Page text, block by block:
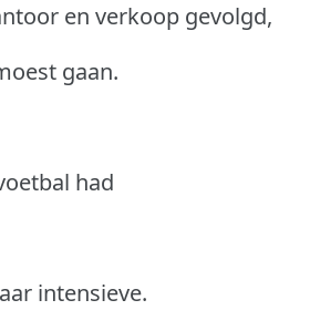
en verkoop gevolgd,
gaan.
had
intensieve.